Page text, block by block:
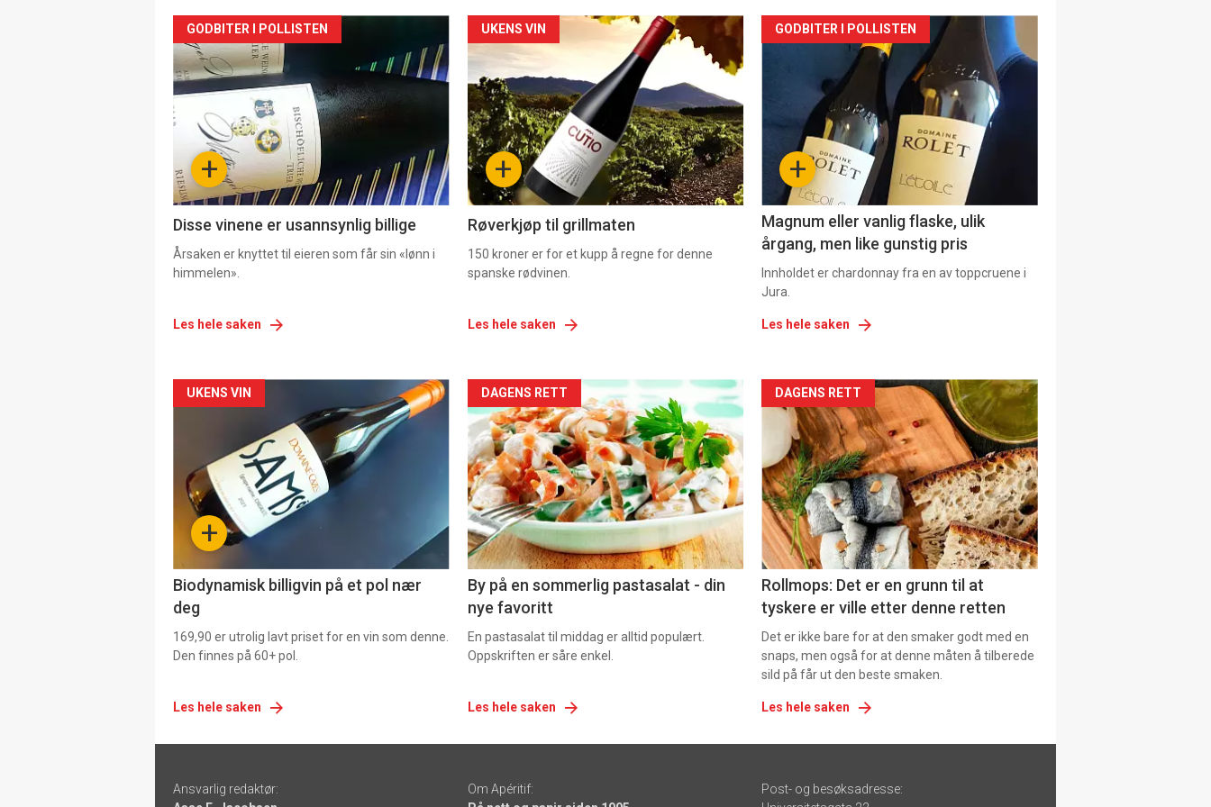
+
GODBITER I POLLISTEN
Disse vinene er usannsynlig billige
Årsaken er knyttet til eieren som får sin «lønn i
himmelen».
Les hele saken
Forsiden
akkurat
nå
-
2 +
UKENS VIN
Røverkjøp til grillmaten
150 kroner er for et kupp å regne for denne
spanske rødvinen.
Les hele saken
Forsiden
akkurat
nå
+
GODBITER I POLLISTEN
Magnum eller vanlig flaske, ulik
årgang, men like gunstig pris
Innholdet er chardonnay fra en av toppcruene i
Jura.
Les hele saken
Forsiden
akkurat
nå
-
+
UKENS VIN
Biodynamisk billigvin på et pol nær
deg
169,90 er utrolig lavt priset for en vin som denne.
Den finnes på 60+ pol.
Les hele saken
Forsiden
akkurat
nå
-
5
DAGENS RETT
By på en sommerlig pastasalat - din
nye favoritt
En pastasalat til middag er alltid populært.
Oppskriften er såre enkel.
Les hele saken
Forsiden
akkurat
nå
-
6
DAGENS RETT
Rollmops: Det er en grunn til at
tyskere er ville etter denne retten
Det er ikke bare for at den smaker godt med en
snaps, men også for at denne måten å tilberede
sild på får ut den beste smaken.
Les hele saken
-
Ansvarlig redaktør:
Om Apéritif:
Post- og besøksadresse: